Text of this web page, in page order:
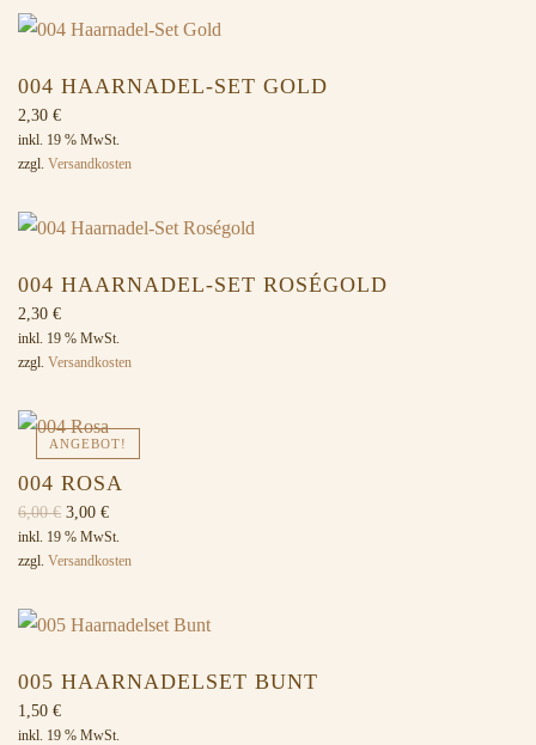
004 HAARNADEL-SET GOLD
2,30 €
inkl. 19 % MwSt.
zzgl. Versandkosten
004 HAARNADEL-SET ROSÉGOLD
2,30 €
inkl. 19 % MwSt.
zzgl. Versandkosten
ANGEBOT!
004 ROSA
6,00€ Ursprünglicher
Preis
war:
3,00 €Aktueller
Preis
ist:
inkl. 19 % MwSt.
zzgl. Versandkosten
005 HAARNADELSET BUNT
1,50 €
inkl. 19 % MwSt.